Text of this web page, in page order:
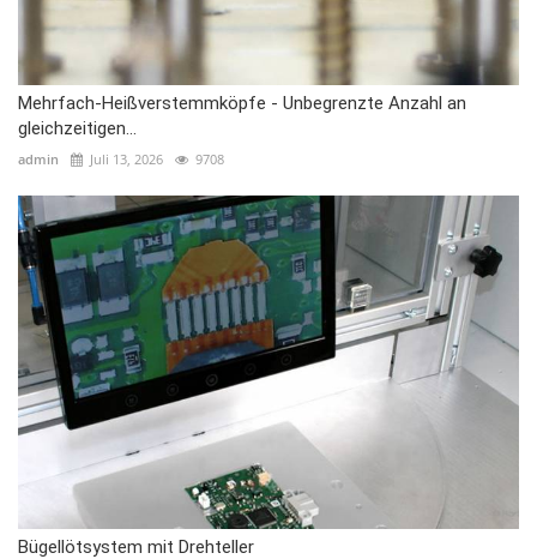
Mehrfach-Heißverstemmköpfe - Unbegrenzte Anzahl an
gleichzeitigen...
admin Juli 13, 2026 9708
Bügellötsystem mit Drehteller